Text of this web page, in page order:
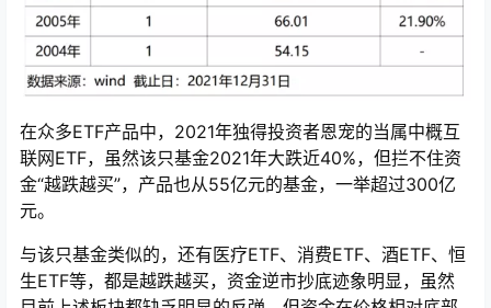
在众多ETF产品中，2021年独得投资者恩宠的当属中概互
联网ETF，虽然该只基金2021年大跌近40%，但拦不住资
金“越跌越买”，产品也从55亿元的基金，一举超过300亿
元。
与该只基金类似的，还有医疗ETF、消费ETF、酒ETF、恒
生ETF等，都是越跌越买，资金逆市抄底迹象明显，虽然